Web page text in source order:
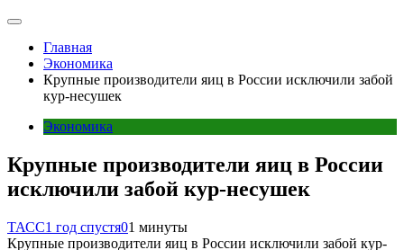
Главная
Экономика
Крупные производители яиц в России исключили забой
кур-несушек
Экономика
Крупные производители яиц в России
исключили забой кур-несушек
ТАСС1 год спустя01 минуты
Крупные производители яиц в России исключили забой кур-